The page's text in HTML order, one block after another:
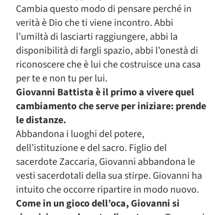
Cambia questo modo di pensare perché in
verità è Dio che ti viene incontro. Abbi
l’umiltà di lasciarti raggiungere, abbi la
disponibilità di fargli spazio, abbi l’onestà di
riconoscere che è lui che costruisce una casa
per te e non tu per lui.
Giovanni Battista è il primo a vivere quel
cambiamento che serve per iniziare: prende
le distanze.
Abbandona i luoghi del potere,
dell’istituzione e del sacro. Figlio del
sacerdote Zaccaria, Giovanni abbandona le
vesti sacerdotali della sua stirpe. Giovanni ha
intuito che occorre ripartire in modo nuovo.
Come in un gioco dell’oca, Giovanni si